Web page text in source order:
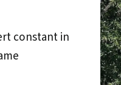
constant in